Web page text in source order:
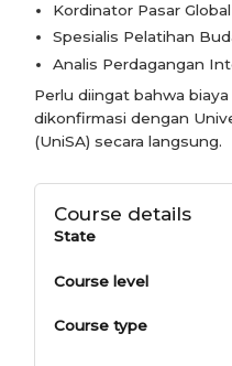
Kordinator Pasar Global
Spesialis Pelatihan
Analis Perdagangan
Perlu diingat bahwa
dikonfirmasi dengan
(UniSA) secara langsung.
Course details
State
Course level
Course type